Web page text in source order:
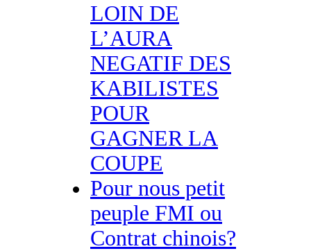
LOIN DE
L’AURA
NEGATIF DES
KABILISTES
POUR
GAGNER LA
COUPE
Pour nous petit
peuple FMI ou
Contrat chinois?